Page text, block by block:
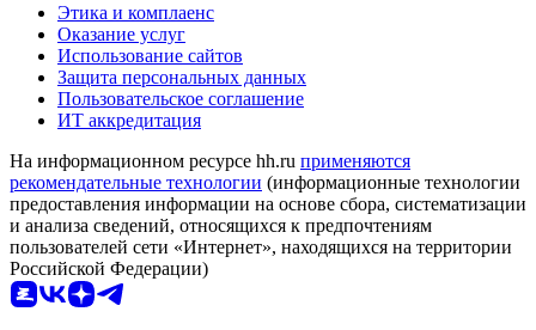
Этика и комплаенс
Оказание услуг
Использование сайтов
Защита персональных данных
Пользовательское соглашение
ИТ аккредитация
На информационном ресурсе hh.ru применяются
рекомендательные технологии (информационные технологии
предоставления информации на основе сбора, систематизации
и анализа сведений, относящихся к предпочтениям
пользователей сети «Интернет», находящихся на территории
Российской Федерации)